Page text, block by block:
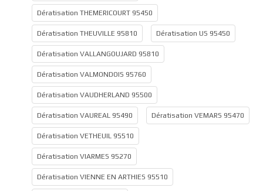
Dératisation THEMERICOURT 95450
Dératisation THEUVILLE 95810 Dératisation US 95450
Dératisation VALLANGOUJARD 95810
Dératisation VALMONDOIS 95760
Dératisation VAUDHERLAND 95500
Dératisation VAUREAL 95490 Dératisation VEMARS 95470
Dératisation VETHEUIL 95510
Dératisation VIARMES 95270
Dératisation VIENNE EN ARTHIES 95510